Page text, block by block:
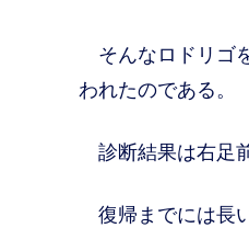
そんなロドリゴ
われたのである。
診断結果は右足
復帰までには長